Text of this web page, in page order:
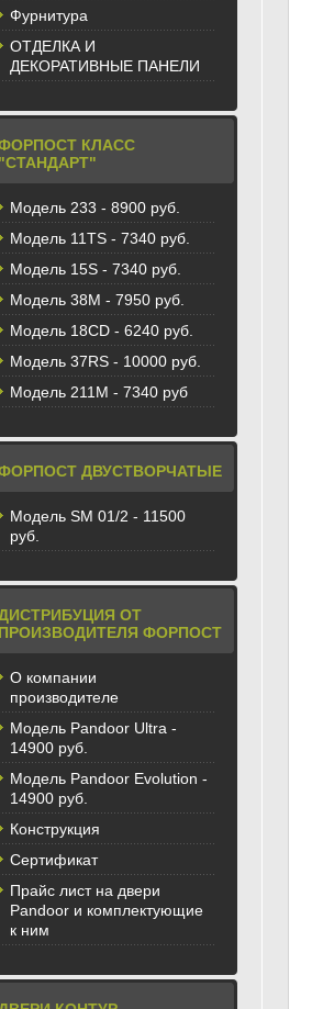
Фурнитура
ОТДЕЛКА И
ДЕКОРАТИВНЫЕ ПАНЕЛИ
КЛАСС
"СТАНДАРТ"
Модель 233 - 8900 руб.
Модель 11TS - 7340 руб.
Модель 15S - 7340 руб.
Модель 38M - 7950 руб.
Модель 18CD - 6240 руб.
Модель 37RS - 10000 руб.
Модель 211М - 7340 руб
ДВУСТВОРЧАТЫЕ
Модель SM 01/2 - 11500
руб.
ОТ
ПРОИЗВОДИТЕЛЯ ФОРПОСТ
О компании
производителе
Модель Pandoor Ultra -
14900 руб.
Модель Pandoor Evolution -
14900 руб.
Конструкция
Сертификат
Прайс лист на двери
Pandoor и комплектующие
к ним